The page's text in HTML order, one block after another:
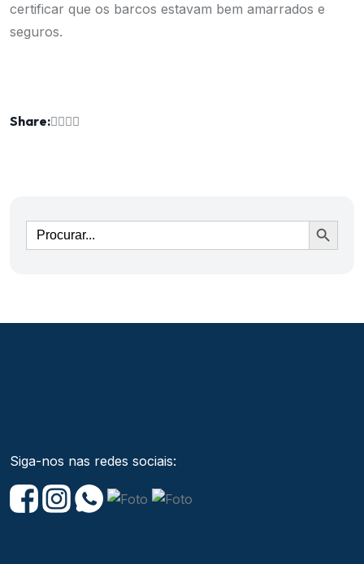
certificar que os barcos estavam bem amarrados e
seguros.
Share:
Ir
Siga-nos nas redes sociais: